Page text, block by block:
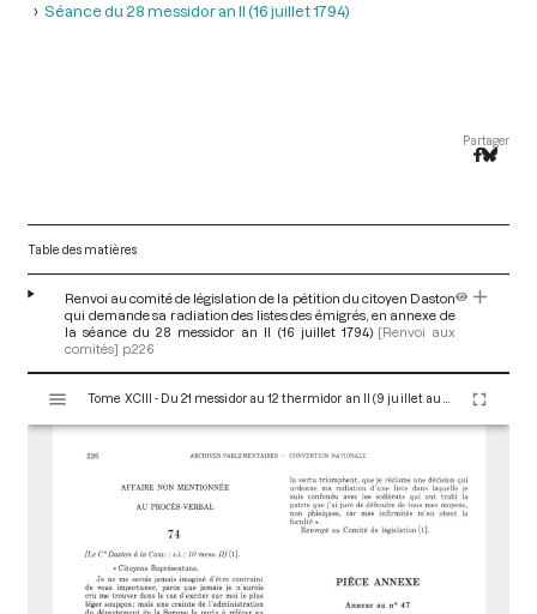
Séance du 28 messidor an II (16 juillet 1794)
Partager
Table des matières
Renvoi au comité de législation de la pétition du citoyen Daston
qui demande sa radiation des listes des émigrés, en annexe de
la séance du 28 messidor an II (16 juillet 1794) [Renvoi aux
comités] p.226
s